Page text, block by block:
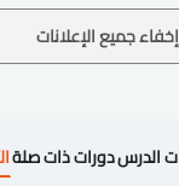
إخفاء جميع الإعلانات
الدرسدورات ذات صلة